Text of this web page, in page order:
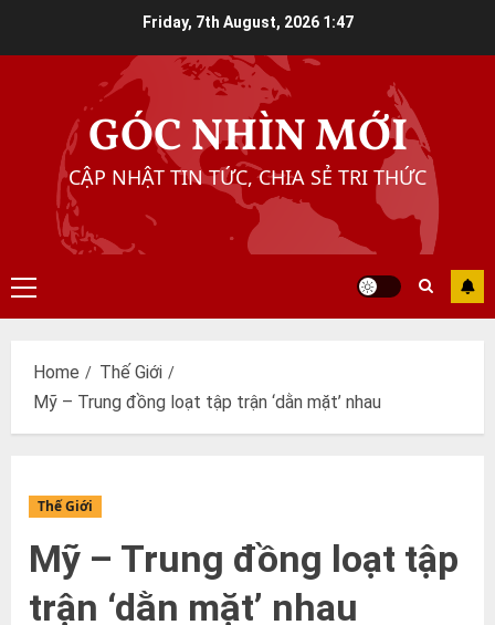
Friday, 7th August, 2026 1:47
GÓC NHÌN MỚI
CẬP NHẬT TIN TỨC, CHIA SẺ TRI THỨC
Primary
Menu
Home
Thế Giới
Mỹ – Trung đồng loạt tập trận ‘dằn mặt’ nhau
Thế Giới
Mỹ – Trung đồng loạt tập
trận ‘dằn mặt’ nhau